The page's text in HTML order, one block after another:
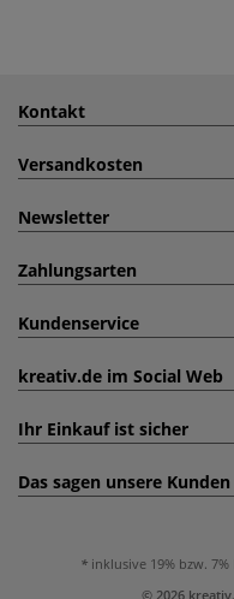
Kontakt
Versandkosten
Newsletter
Zahlungsarten
Kundenservice
kreativ.de im Social Web
Ihr Einkauf ist sicher
Das sagen unsere Kunden
inklusive 19% bzw. 7%
© 2026